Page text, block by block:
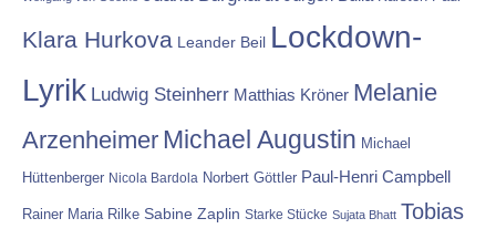
Klara Hurkova Leander Beil Lockdown-
Lyrik Ludwig Steinherr Matthias Kröner Melanie
Arzenheimer Michael Augustin Michael
Hüttenberger Nicola Bardola Norbert Göttler Paul-Henri Campbell
Rainer Maria Rilke Sabine Zaplin Starke Stücke Sujata Bhatt Tobias